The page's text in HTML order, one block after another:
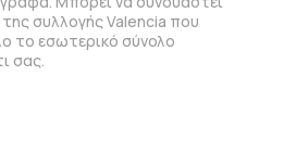
συλλογής Valencia που
το εσωτερικό σύνολο
σας.